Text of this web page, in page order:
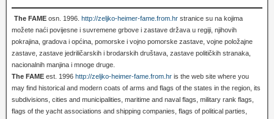
The FAME osn. 1996. http://zeljko-heimer-fame.from.hr stranice su na kojima
možete naći povijesne i suvremene grbove i zastave država u regiji, njihovih
pokrajina, gradova i općina, pomorske i vojno pomorske zastave, vojne položajne
zastave, zastave jedriličarskih i brodarskih društava, zastave političkih stranaka,
nacionalnih manjina i mnoge druge.
The FAME est. 1996 http://zeljko-heimer-fame.from.hr is the web site where you
may find historical and modern coats of arms and flags of the states in the region, its
subdivisions, cities and municipalities, maritime and naval flags, military rank flags,
flags of the yacht associations and shipping companies, flags of political parties,